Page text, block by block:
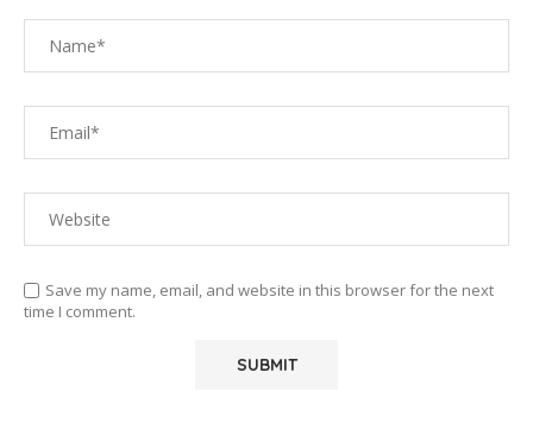
Save my name, email, and website in this browser for the next
time I comment.